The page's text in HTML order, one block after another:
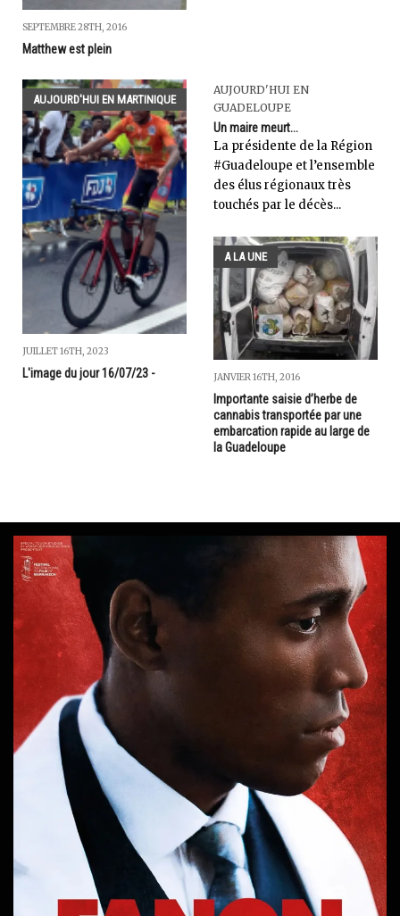
SEPTEMBRE 28TH, 2016
Matthew est plein
AUJOURD'HUI EN MARTINIQUE
JUILLET 16TH, 2023
L'image du jour 16/07/23 -
AUJOURD'HUI EN
GUADELOUPE
Un maire meurt...
La présidente de la Région
#Guadeloupe et l’ensemble
des élus régionaux très
touchés par le décès...
A LA UNE
JANVIER 16TH, 2016
Importante saisie d’herbe de
cannabis transportée par une
embarcation rapide au large de
la Guadeloupe